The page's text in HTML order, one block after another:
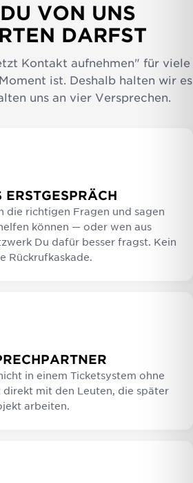
VON UNS
DARFST
Kontakt aufnehmen" für viele
ist. Deshalb halten wir es
uns an vier Versprechen.
ERSTGESPRÄCH
die richtigen Fragen und sagen
können — oder wen aus
Du dafür besser fragst. Kein
Rückrufkaskade.
in einem Ticketsystem ohne
direkt mit den Leuten, die später
arbeiten.